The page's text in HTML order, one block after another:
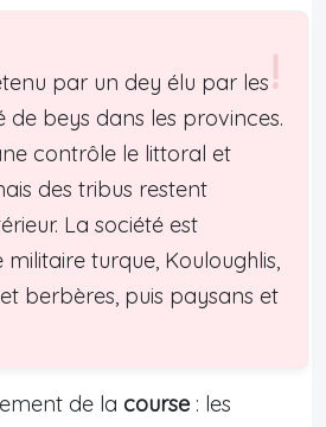
par un dey élu par les
de beys dans les provinces.
contrôle le littoral et
des tribus restent
La société est
militaire turque, Kouloughlis,
berbères, puis paysans et
de la course : les